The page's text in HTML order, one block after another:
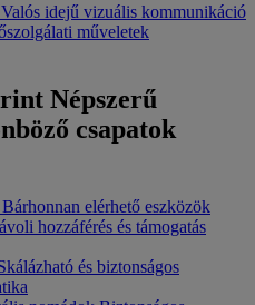
Valós idejű vizuális kommunikáció
műveletek
Népszerű
csapatok
Bárhonnan elérhető eszközök
hozzáférés és támogatás
és biztonságos